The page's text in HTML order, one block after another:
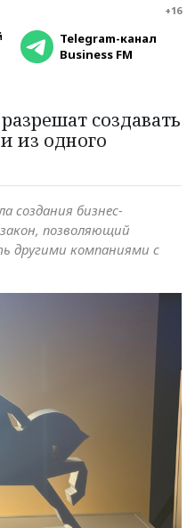
+16
Telegram-канал
Business FM
создавать
из одного
создания бизнес-
позволяющий
другими компаниями с